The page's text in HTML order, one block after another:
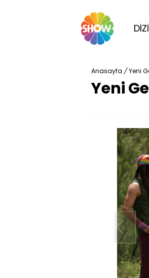
Anasayfa / Yeni
Yeni